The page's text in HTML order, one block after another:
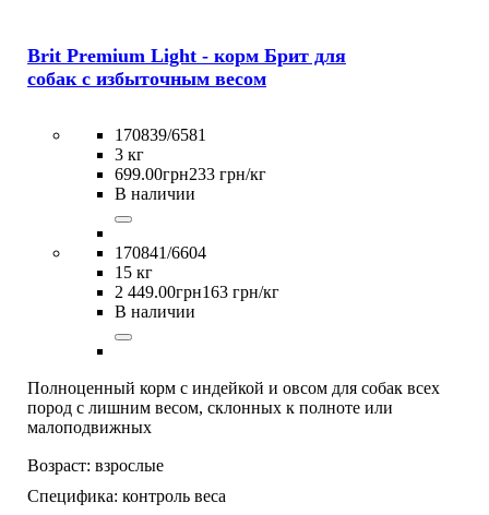
Brit Premium Light - корм Брит для
собак с избыточным весом
170839/6581
3 кг
699.00грн233 грн/кг
В наличии
170841/6604
15 кг
2 449.00грн163 грн/кг
В наличии
Полноценный корм с индейкой и овсом для собак всех
пород с лишним весом, склонных к полноте или
малоподвижных
Возраст: взрослые
Специфика: контроль веса